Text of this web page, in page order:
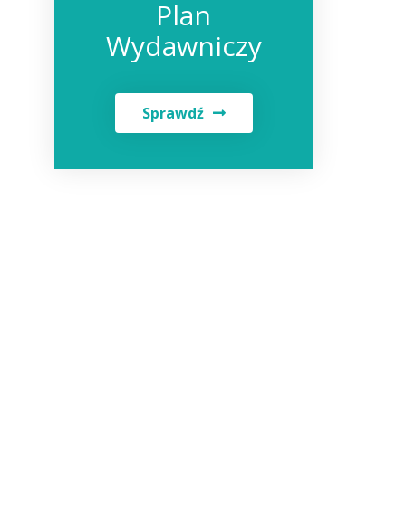
Plan
Wydawniczy
Sprawdź